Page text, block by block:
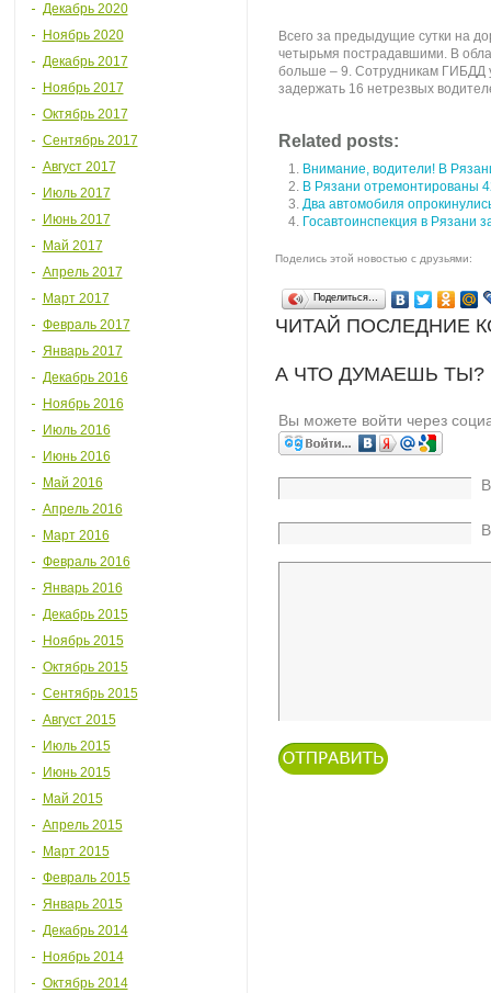
Декабрь 2020
Ноябрь 2020
Декабрь 2017
Ноябрь 2017
Октябрь 2017
Сентябрь 2017
Август 2017
Июль 2017
Июнь 2017
Май 2017
Апрель 2017
Март 2017
Февраль 2017
Январь 2017
Декабрь 2016
Ноябрь 2016
Июль 2016
Июнь 2016
Май 2016
Апрель 2016
Март 2016
Февраль 2016
Январь 2016
Декабрь 2015
Ноябрь 2015
Октябрь 2015
Сентябрь 2015
Август 2015
Июль 2015
Июнь 2015
Май 2015
Апрель 2015
Март 2015
Февраль 2015
Январь 2015
Декабрь 2014
Ноябрь 2014
Октябрь 2014
Всего за предыдущие сутки на
четырьмя пострадавшими. В
больше – 9. Сотрудникам ГИБДД
задержать 16 нетрезвых
Related posts:
Внимание, водители! В
В Рязани отремонтированы
Два автомобиля
Госавтоинспекция в Рязани
Поделись этой новостью с друзьями:
Поделиться…
ЧИТАЙ ПОСЛЕДНИЕ
А ЧТО ДУМАЕШЬ
Вы можете войти через